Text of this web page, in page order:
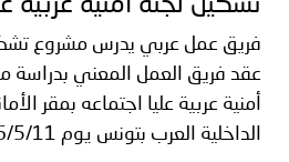
تشكيل لجنة أمنية عربية
فريق عمل عربي يدرس مشروع
عقد فريق العمل المعني بدراسة
أمنية عربية عليا اجتماعه بمقر
الداخلية العرب بتونس يوم 2016/5/11م، ب...